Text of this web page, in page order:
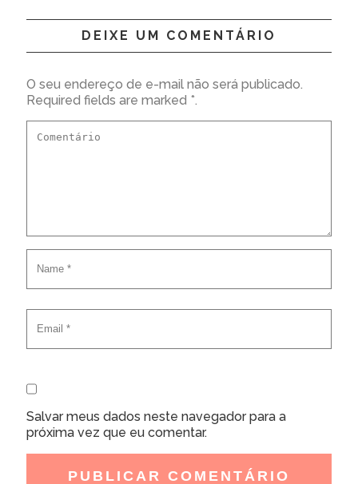
DEIXE UM COMENTÁRIO
O seu endereço de e-mail não será publicado.
Required fields are marked *.
Salvar meus dados neste navegador para a
próxima vez que eu comentar.